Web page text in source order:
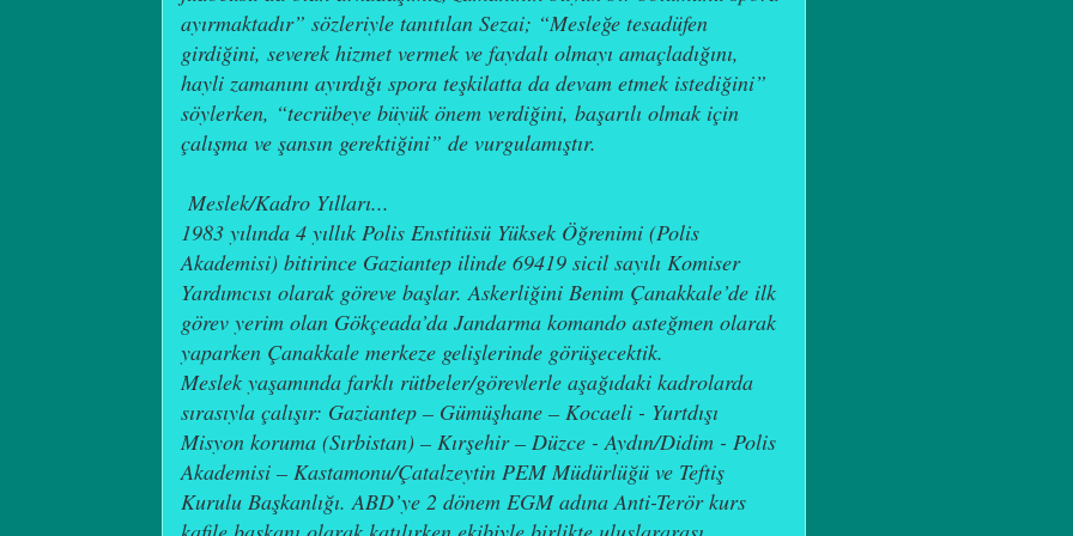
ayırmaktadır” sözleriyle tanıtılan Sezai; “Mesleğe tesadüfen
girdiğini, severek hizmet vermek ve faydalı olmayı amaçladığını,
hayli zamanını ayırdığı spora teşkilatta da devam etmek istediğini”
söylerken, “tecrübeye büyük önem verdiğini, başarılı olmak için
çalışma ve şansın gerektiğini” de vurgulamıştır.
Meslek/Kadro Yılları...
1983 yılında 4 yıllık Polis Enstitüsü Yüksek Öğrenimi (Polis
Akademisi) bitirince Gaziantep ilinde 69419 sicil sayılı Komiser
Yardımcısı olarak göreve başlar. Askerliğini Benim Çanakkale’de ilk
görev yerim olan Gökçeada’da Jandarma komando asteğmen olarak
yaparken Çanakkale merkeze gelişlerinde görüşecektik.
Meslek yaşamında farklı rütbeler/görevlerle aşağıdaki kadrolarda
sırasıyla çalışır: Gaziantep – Gümüşhane – Kocaeli - Yurtdışı
Misyon koruma (Sırbistan) – Kırşehir – Düzce - Aydın/Didim - Polis
Akademisi – Kastamonu/Çatalzeytin PEM Müdürlüğü ve Teftiş
Kurulu Başkanlığı. ABD’ye 2 dönem EGM adına Anti-Terör kurs